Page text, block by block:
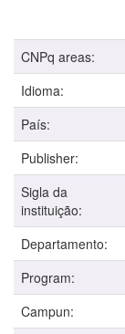
CNPq areas:
Idioma:
País:
Publisher:
Sigla da
instituição:
Departamento:
Program:
Campun: